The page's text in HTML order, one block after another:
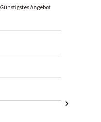
Günstigstes Angebot